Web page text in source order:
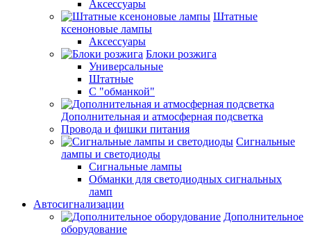
Аксессуары
Штатные
ксеноновые лампы
Аксессуары
Блоки розжига
Универсальные
Штатные
С "обманкой"
Дополнительная и атмосферная подсветка
Провода и фишки питания
Cигнальные
лампы и светодиоды
Сигнальные лампы
Обманки для светодиодных сигнальных
ламп
Автосигнализации
Дополнительное
оборудование